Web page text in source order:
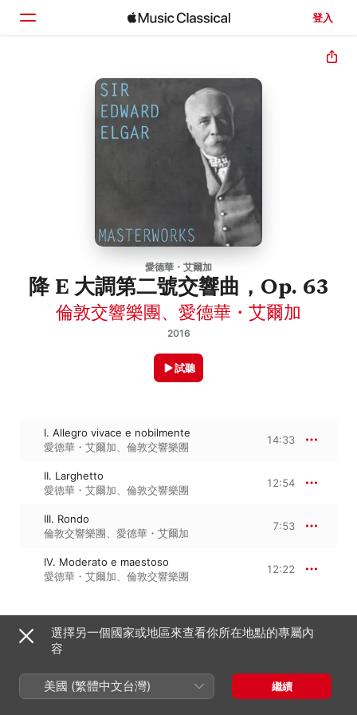
登入
愛德華・艾爾加
降 E 大調第二號交響曲，Op. 63
倫敦交響樂團、 愛德華・艾爾加
2016
試聽
I. Allegro vivace e nobilmente
愛德華・艾爾加
倫敦交響樂團
14:33
II. Larghetto
愛德華・艾爾加
倫敦交響樂團
12:54
III. Rondo
倫敦交響樂團
愛德華・艾爾加
7:53
IV. Moderato e maestoso
愛德華・艾爾加
倫敦交響樂團
12:22
2016年9月16日
4 首曲目・47 分鐘
選擇另一個國家或地區來查看你所在地點的專屬內
容
美國 (繁體中文台灣) 繼續